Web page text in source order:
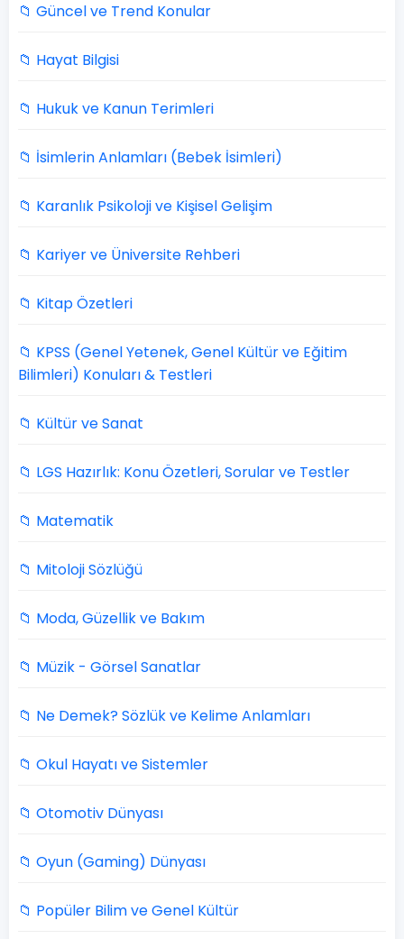
📁 Güncel ve Trend Konular
📁 Hayat Bilgisi
📁 Hukuk ve Kanun Terimleri
📁 İsimlerin Anlamları (Bebek İsimleri)
📁 Karanlık Psikoloji ve Kişisel Gelişim
📁 Kariyer ve Üniversite Rehberi
📁 Kitap Özetleri
📁 KPSS (Genel Yetenek, Genel Kültür ve Eğitim
Bilimleri) Konuları & Testleri
📁 Kültür ve Sanat
📁 LGS Hazırlık: Konu Özetleri, Sorular ve Testler
📁 Matematik
📁 Mitoloji Sözlüğü
📁 Moda, Güzellik ve Bakım
📁 Müzik - Görsel Sanatlar
📁 Ne Demek? Sözlük ve Kelime Anlamları
📁 Okul Hayatı ve Sistemler
📁 Otomotiv Dünyası
📁 Oyun (Gaming) Dünyası
📁 Popüler Bilim ve Genel Kültür